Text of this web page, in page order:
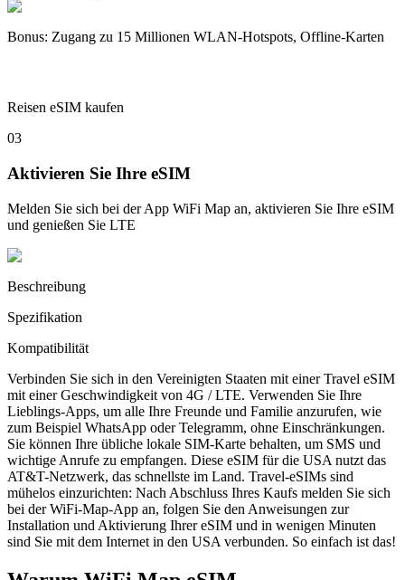
Bonus: Zugang zu 15 Millionen WLAN-Hotspots, Offline-Karten
Reisen eSIM kaufen
03
Aktivieren Sie Ihre eSIM
Melden Sie sich bei der App WiFi Map an, aktivieren Sie Ihre eSIM
und genießen Sie LTE
Beschreibung
Spezifikation
Kompatibilität
Verbinden Sie sich in den Vereinigten Staaten mit einer Travel eSIM
mit einer Geschwindigkeit von 4G / LTE. Verwenden Sie Ihre
Lieblings-Apps, um alle Ihre Freunde und Familie anzurufen, wie
zum Beispiel WhatsApp oder Telegramm, ohne Einschränkungen.
Sie können Ihre übliche lokale SIM-Karte behalten, um SMS und
wichtige Anrufe zu empfangen. Diese eSIM für die USA nutzt das
AT&T-Netzwerk, das schnellste im Land. Travel-eSIMs sind
mühelos einzurichten: Nach Abschluss Ihres Kaufs melden Sie sich
bei der WiFi-Map-App an, folgen Sie den Anweisungen zur
Installation und Aktivierung Ihrer eSIM und in wenigen Minuten
sind Sie mit dem Internet in den USA verbunden. So einfach ist das!